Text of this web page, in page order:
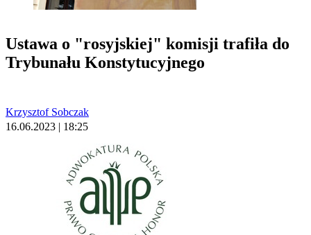
Ustawa o "rosyjskiej" komisji trafiła do
Trybunału Konstytucyjnego
Krzysztof Sobczak
16.06.2023 | 18:25